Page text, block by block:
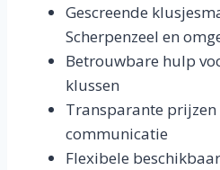
Gescreende
Scherpenzeel en
Betrouwbare hulp
klussen
Transparante
communicatie
Flexibele